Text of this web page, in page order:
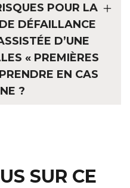
POUR LA
DÉFAILLANCE
D’UNE
« PREMIÈRES
EN CAS
?
SUR CE